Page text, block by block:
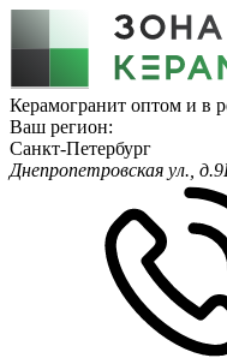
Керамогранит оптом и в
Ваш регион:
Санкт-Петербург
Днепропетровская ул.,